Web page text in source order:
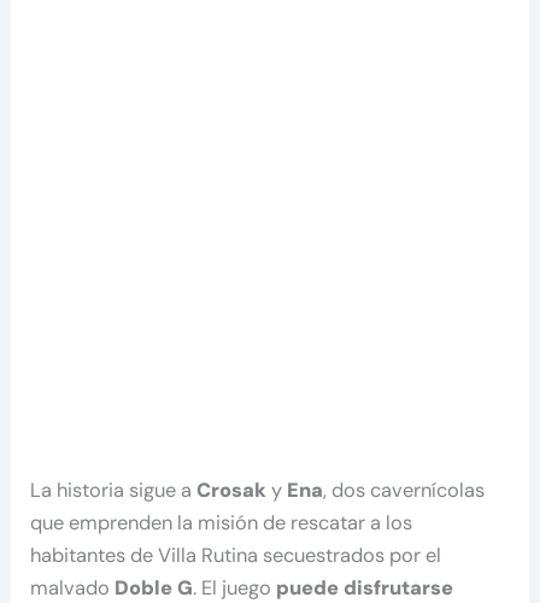
La historia sigue aCrosaky Ena, dos cavernícolas
que emprenden la misión de rescatar a los
habitantes de Villa Rutina secuestrados por el
malvado Doble G. El juego puede disfrutarse